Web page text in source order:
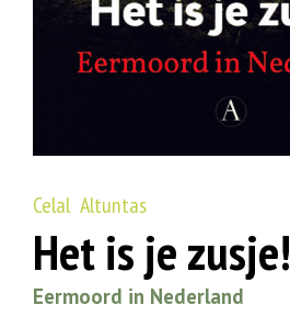
Celal Altuntas
Het is je zusje!
Eermoord in Nederland